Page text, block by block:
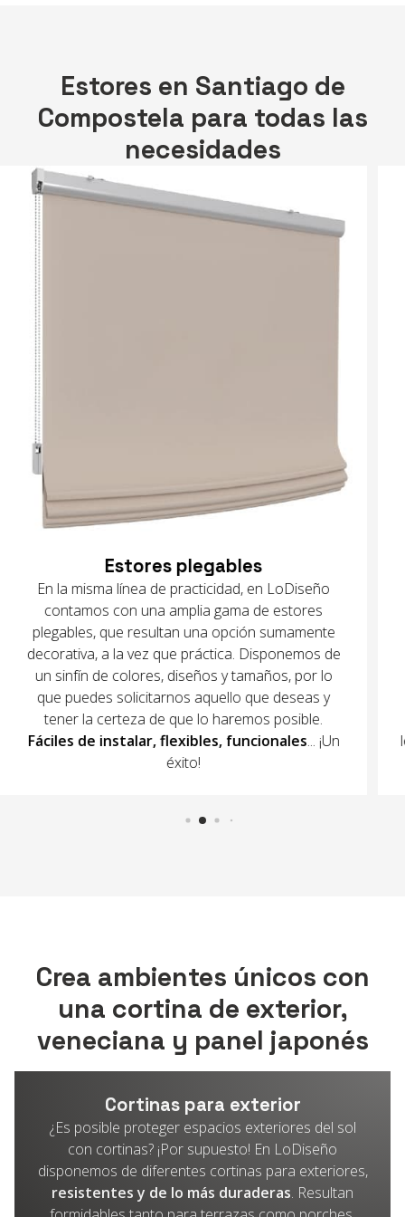
Estores en Santiago de
Compostela para todas las
necesidades
Estores plegables
En la misma línea de practicidad, en LoDiseño
contamos con una amplia gama de estores
plegables, que resultan una opción sumamente
decorativa, a la vez que práctica. Disponemos de
un sinfín de colores, diseños y tamaños, por lo
que puedes solicitarnos aquello que deseas y
tener la certeza de que lo haremos posible.
Fáciles de instalar, flexibles, funcionales... ¡Un
éxito!
Crea ambientes únicos con
una cortina de exterior,
veneciana y panel japonés
Cortinas para exterior
¿Es posible proteger espacios exteriores del sol
con cortinas? ¡Por supuesto! En LoDiseño
disponemos de diferentes cortinas para exteriores,
resistentes y de lo más duraderas. Resultan